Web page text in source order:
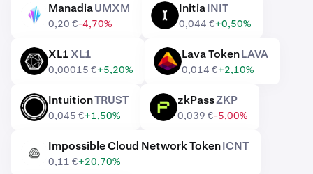
UMXM ManadiaUMXM
0,20 €-4,70%
InitiaINIT
0,044 €+0,50%
XL1 XL1XL1
0,00015 €+5,20%
LAVA Lava TokenLAVA
0,014 €+2,10%
IntuitionTRUST
0,045 €+1,50%
ZKP zkPassZKP
0,039 €-5,00%
ICNT Impossible Cloud Network TokenICNT
0,11 €+20,70%